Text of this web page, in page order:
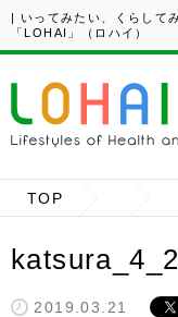
| いってみたい、くらして
「LOHAI」（ロハイ）
TOP
2019.03.21